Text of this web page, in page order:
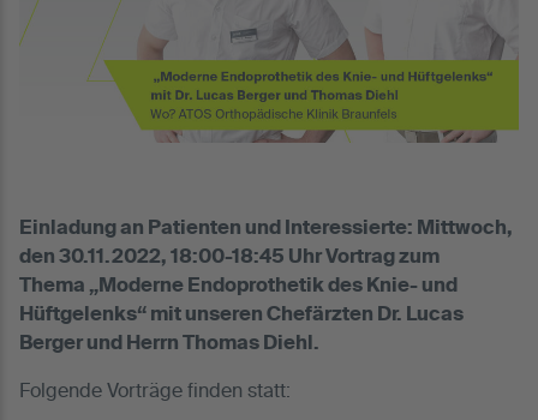
Einladung an Patienten und Interessierte: Mittwoch,
den 30.11.2022, 18:00-18:45 Uhr Vortrag zum
Thema „Moderne Endoprothetik des Knie- und
Hüftgelenks“ mit unseren Chefärzten Dr. Lucas
Berger und Herrn Thomas Diehl.
Folgende Vorträge finden statt: